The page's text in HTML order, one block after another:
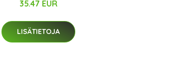
35.47 EUR
LISÄTIETOJA